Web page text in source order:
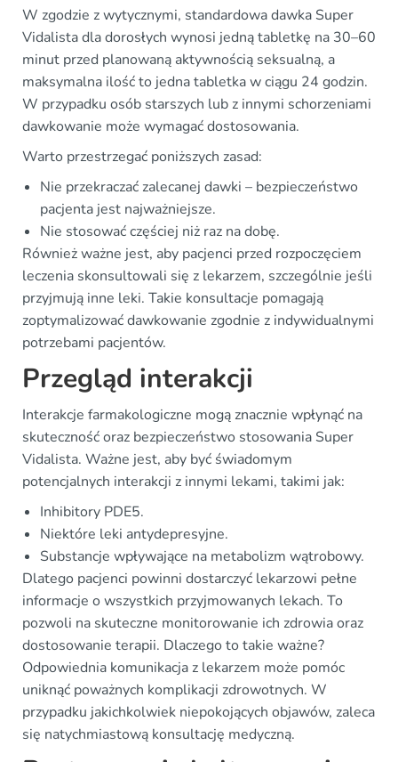
W zgodzie z wytycznymi, standardowa dawka Super
Vidalista dla dorosłych wynosi jedną tabletkę na 30–60
minut przed planowaną aktywnością seksualną, a
maksymalna ilość to jedna tabletka w ciągu 24 godzin.
W przypadku osób starszych lub z innymi schorzeniami
dawkowanie może wymagać dostosowania.
Warto przestrzegać poniższych zasad:
Nie przekraczać zalecanej dawki – bezpieczeństwo
pacjenta jest najważniejsze.
Nie stosować częściej niż raz na dobę.
Również ważne jest, aby pacjenci przed rozpoczęciem
leczenia skonsultowali się z lekarzem, szczególnie jeśli
przyjmują inne leki. Takie konsultacje pomagają
zoptymalizować dawkowanie zgodnie z indywidualnymi
potrzebami pacjentów.
Przegląd interakcji
Interakcje farmakologiczne mogą znacznie wpłynąć na
skuteczność oraz bezpieczeństwo stosowania Super
Vidalista. Ważne jest, aby być świadomym
potencjalnych interakcji z innymi lekami, takimi jak:
Inhibitory PDE5.
Niektóre leki antydepresyjne.
Substancje wpływające na metabolizm wątrobowy.
Dlatego pacjenci powinni dostarczyć lekarzowi pełne
informacje o wszystkich przyjmowanych lekach. To
pozwoli na skuteczne monitorowanie ich zdrowia oraz
dostosowanie terapii. Dlaczego to takie ważne?
Odpowiednia komunikacja z lekarzem może pomóc
uniknąć poważnych komplikacji zdrowotnych. W
przypadku jakichkolwiek niepokojących objawów, zaleca
się natychmiastową konsultację medyczną.